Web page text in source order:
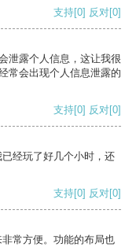
支持[0] 反对[0]
泄露个人信息，这让我很
常会出现个人信息泄露的
支持[0] 反对[0]
经玩了好几个小时，还
支持[0] 反对[0]
常方便。功能的布局也